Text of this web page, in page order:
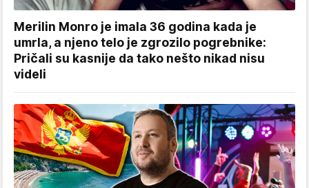
Merilin Monro je imala 36 godina kada je
umrla, a njeno telo je zgrozilo pogrebnike:
Pričali su kasnije da tako nešto nikad nisu
videli